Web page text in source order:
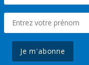
Je m'abonne